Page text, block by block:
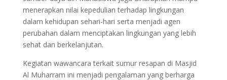
menerapkan nilai kepedulian terhadap lingkungan
dalam kehidupan sehari-hari serta menjadi agen
perubahan dalam menciptakan lingkungan yang lebih
sehat dan berkelanjutan.
Kegiatan wawancara terkait sumur resapan di Masjid
Al Muharram ini menjadi pengalaman yang berharga